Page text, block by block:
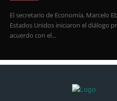
El secretario de Economía, Marcelo
Estados Unidos iniciaron el diálogo
acuerdo con el...